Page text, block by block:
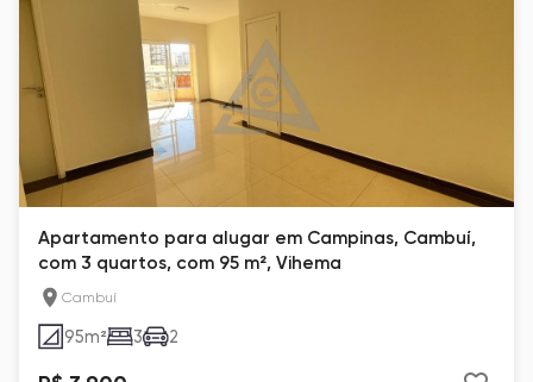
Apartamento para alugar em Campinas, Cambuí,
com 3 quartos, com 95 m², Vihema
Cambuí
95m² 3 2